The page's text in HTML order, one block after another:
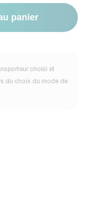
panier
choisi et
du choix du mode de